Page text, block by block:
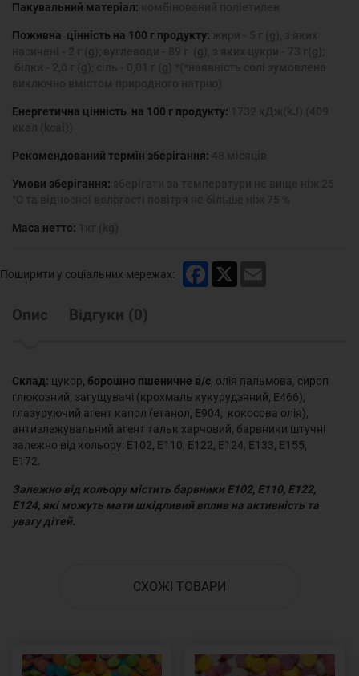
Пакувальний матеріал:
Поживна цінність на 100 г продукту:
Енергетична цінність на 100 г продукту:
Рекомендований термін зберігання:
Умови зберігання:
Маса нетто:
Поширити у соціальних мережах: Facebook
Опис Відгуки (0)
Склад: цукор, борошно пшеничне в/с , олія пальмова, сироп
глюкозний, загущувачі (крохмаль кукурудзяний, Е466),
глазуруючий агент капол (етанол, Е904, кокосова олія),
антизлежувальний агент тальк харчовий, барвники штучні
залежно від кольору: Е102, Е110, Е122, Е124, Е133, Е155,
Е172.
Залежно від кольору містить барвники Е102, Е110, Е122,
Е124, які можуть мати шкідливий вплив на активність та
увагу дітей.
СХОЖІ ТОВАРИ